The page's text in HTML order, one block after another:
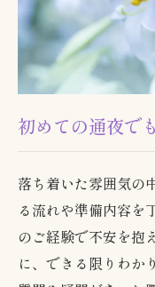
初めての通夜で
落ち着いた雰囲気の
る流れや準備内容を
のご経験で不安を抱
に、できる限りわか